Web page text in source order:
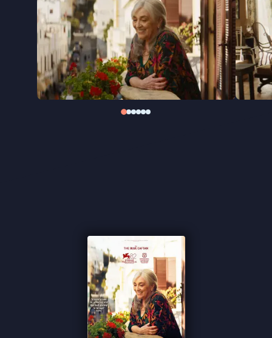
leven.
De Marokkaanse regisseur Maryam Touzani richt
haar blik opnieuw op menselijkheid en warmte,
zoals ze eerder deed in het internationaal geprezen
The Blue Caftan. OokCalle Málaga raakt die
gevoelige snaar: de film, gedragen door een sterke
hoofdrol van Carmen Maura, won de Publieksprijs